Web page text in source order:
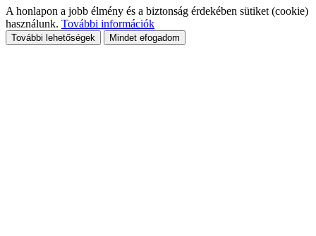
A honlapon a jobb élmény és a biztonság érdekében sütiket (cookie)
használunk. További információk
További lehetőségek Mindet efogadom